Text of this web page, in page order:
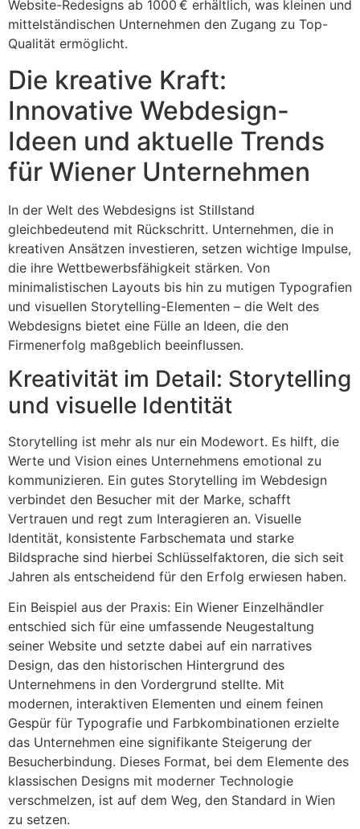
Website-Redesigns ab 1000 € erhältlich, was kleinen und
mittelständischen Unternehmen den Zugang zu Top-
Qualität ermöglicht.
Die kreative Kraft:
Innovative Webdesign-
Ideen und aktuelle Trends
für Wiener Unternehmen
In der Welt des Webdesigns ist Stillstand
gleichbedeutend mit Rückschritt. Unternehmen, die in
kreativen Ansätzen investieren, setzen wichtige Impulse,
die ihre Wettbewerbsfähigkeit stärken. Von
minimalistischen Layouts bis hin zu mutigen Typografien
und visuellen Storytelling-Elementen – die Welt des
Webdesigns bietet eine Fülle an Ideen, die den
Firmenerfolg maßgeblich beeinflussen.
Kreativität im Detail: Storytelling
und visuelle Identität
Storytelling ist mehr als nur ein Modewort. Es hilft, die
Werte und Vision eines Unternehmens emotional zu
kommunizieren. Ein gutes Storytelling im Webdesign
verbindet den Besucher mit der Marke, schafft
Vertrauen und regt zum Interagieren an. Visuelle
Identität, konsistente Farbschemata und starke
Bildsprache sind hierbei Schlüsselfaktoren, die sich seit
Jahren als entscheidend für den Erfolg erwiesen haben.
Ein Beispiel aus der Praxis: Ein Wiener Einzelhändler
entschied sich für eine umfassende Neugestaltung
seiner Website und setzte dabei auf ein narratives
Design, das den historischen Hintergrund des
Unternehmens in den Vordergrund stellte. Mit
modernen, interaktiven Elementen und einem feinen
Gespür für Typografie und Farbkombinationen erzielte
das Unternehmen eine signifikante Steigerung der
Besucherbindung. Dieses Format, bei dem Elemente des
klassischen Designs mit moderner Technologie
verschmelzen, ist auf dem Weg, den Standard in Wien
zu setzen.